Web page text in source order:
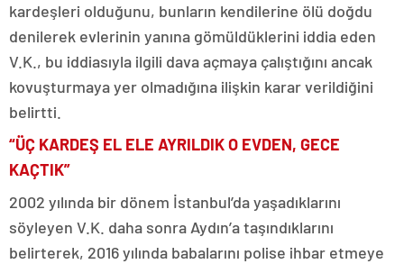
kardeşleri olduğunu, bunların kendilerine ölü doğdu
denilerek evlerinin yanına gömüldüklerini iddia eden
V.K., bu iddiasıyla ilgili dava açmaya çalıştığını ancak
kovuşturmaya yer olmadığına ilişkin karar verildiğini
belirtti.
“ÜÇ KARDEŞ EL ELE AYRILDIK O EVDEN, GECE
KAÇTIK”
2002 yılında bir dönem İstanbul’da yaşadıklarını
söyleyen V.K. daha sonra Aydın’a taşındıklarını
belirterek, 2016 yılında babalarını polise ihbar etmeye